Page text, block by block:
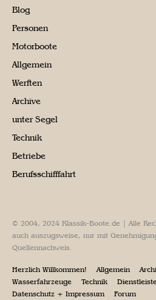
Blog
Personen
Motorboote
Allgemein
Werften
Archive
unter Segel
Technik
Betriebe
Berufsschifffahrt
© 2004, 2024 Klassik-Boote.de | Alle
auch auszugsweise, nur mit
Quellennachweis.
Herzlich Willkommen! Allgemein
Wasserfahrzeuge
Technik
Datenschutz + Impressum
Forum